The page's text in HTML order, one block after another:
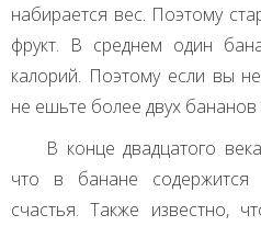
набирается вес. Поэтому
фрукт. В среднем один
калорий. Поэтому если вы
не ешьте более двух бананов
В конце двадцатого
что в банане содержится
счастья. Также известно,